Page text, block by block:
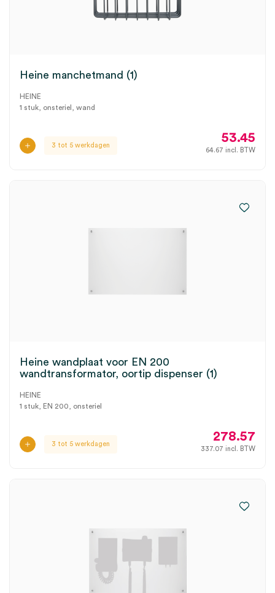
Heine manchetmand (1)
HEINE
1 stuk, onsteriel, wand
3 tot 5 werkdagen
53.45
64.67 incl. BTW
Heine wandplaat voor EN 200
wandtransformator, oortip dispenser (1)
HEINE
1 stuk, EN 200, onsteriel
3 tot 5 werkdagen
278.57
337.07 incl. BTW